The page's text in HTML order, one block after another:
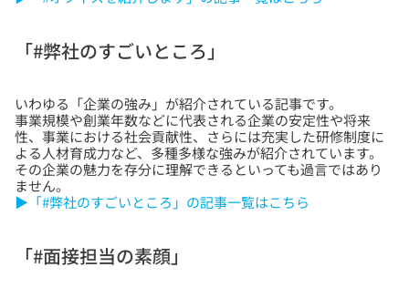
「#弊社のすごいところ」
いわゆる「企業の強み」が紹介されている記事です。
事業規模や創業年数などに代表される企業の安定性や将来
性、事業における社会貢献性、さらには充実した研修制度に
よる人材育成力など、多種多様な強みが紹介されています。
その企業の魅力を存分に理解できるといっても過言ではあり
▶「#弊社のすごいところ」の記事一覧はこちら
「#面接担当の素顔」